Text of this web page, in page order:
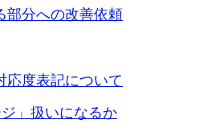
部分への改善依頼
応度表記について
」扱いになるか